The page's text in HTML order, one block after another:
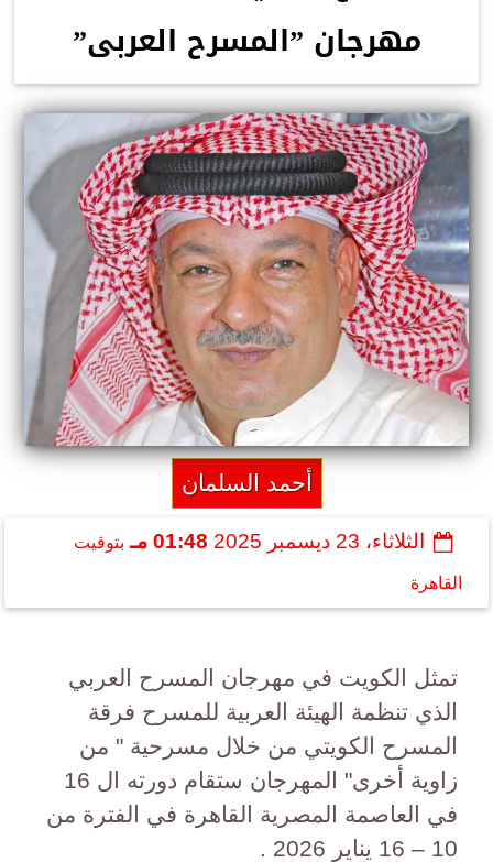
مهرجان ”المسرح العربى”
أحمد السلمان
الثلاثاء، 23 ديسمبر 2025 01:48 مـ بتوقيت
القاهرة
تمثل الكويت في مهرجان المسرح العربي
الذي تنظمة الهيئة العربية للمسرح فرقة
المسرح الكويتي من خلال مسرحية " من
زاوية أخرى" المهرجان ستقام دورته ال 16
في العاصمة المصرية القاهرة في الفترة من
10 – 16 يناير 2026 .